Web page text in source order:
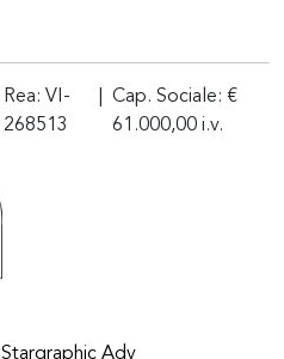
Rea: VI-
268513
Cap. Sociale: €
61.000,00 i.v.
Stargraphic Adv